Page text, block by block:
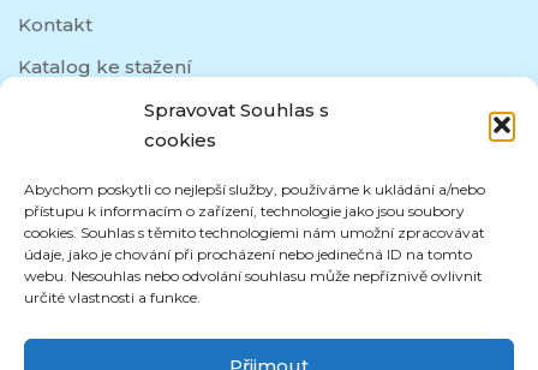
Spravovat Souhlas s
cookies
Abychom poskytli co nejlepší služby, používáme k ukládání a/nebo
přístupu k informacím o zařízení, technologie jako jsou soubory
cookies. Souhlas s těmito technologiemi nám umožní zpracovávat
údaje, jako je chování při procházení nebo jedinečná ID na tomto
webu. Nesouhlas nebo odvolání souhlasu může nepříznivě ovlivnit
určité vlastnosti a funkce.
Přijmout
Kontakt
Katalog ke stažení
SOCIÁLNÍ SÍTĚ